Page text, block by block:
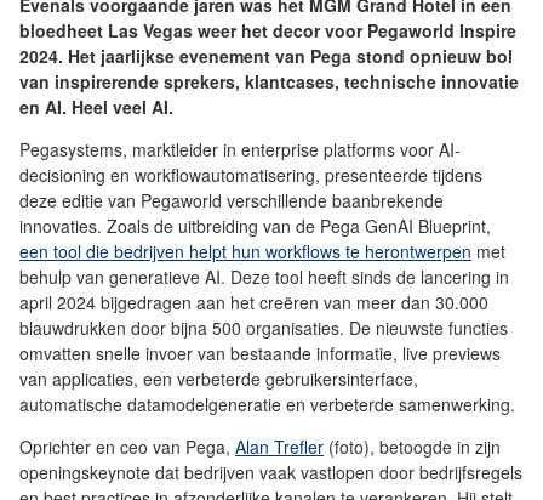
Evenals voorgaande jaren was het MGM Grand Hotel in een
bloedheet Las Vegas weer het decor voor Pegaworld Inspire
2024. Het jaarlijkse evenement van Pega stond opnieuw bol
van inspirerende sprekers, klantcases, technische innovatie
en AI. Heel veel AI.
Pegasystems, marktleider in enterprise platforms voor AI-
decisioning en workflowautomatisering, presenteerde tijdens
deze editie van Pegaworld verschillende baanbrekende
innovaties. Zoals de uitbreiding van de Pega GenAI Blueprint,
een tool die bedrijven helpt hun workflows te herontwerpen met
behulp van generatieve AI. Deze tool heeft sinds de lancering in
april 2024 bijgedragen aan het creëren van meer dan 30.000
blauwdrukken door bijna 500 organisaties. De nieuwste functies
omvatten snelle invoer van bestaande informatie, live previews
van applicaties, een verbeterde gebruikersinterface,
automatische datamodelgeneratie en verbeterde samenwerking.
Oprichter en ceo van Pega, Alan Trefler (foto), betoogde in zijn
openingskeynote dat bedrijven vaak vastlopen door bedrijfsregels